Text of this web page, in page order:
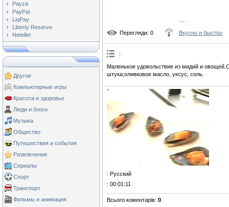
Payza
PayPal
LiqPay
Liberty Reserve
Neteller
Другое
Компьютерные игры
Красота и здоровье
Люди и блоги
Музыка
Общество
Путешествия и события
Развлечения
Сериалы
Спорт
Транспорт
Фильмы и анимация
Перегляди: 0 Вкусно и быстро
:
Маленькое удовольствие из мидий и
штука;оливковое масло, уксус, соль.
: Русский
: 00:01:11
Всього коментарів: 0